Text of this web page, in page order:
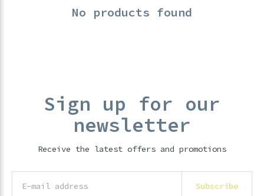
No products found
Sign up for our
newsletter
Receive the latest offers and promotions
Subscribe